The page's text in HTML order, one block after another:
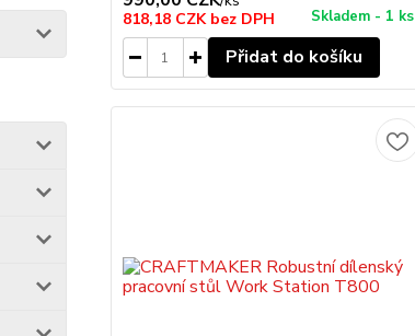
818,18 CZK bez DPH Skladem - 1 ks
Přidat do košíku